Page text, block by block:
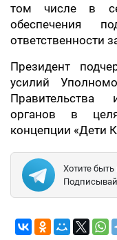
том числе в
обеспечения
ответственности
Президент
усилий
органов в
концепции «Дети
Хотите быть